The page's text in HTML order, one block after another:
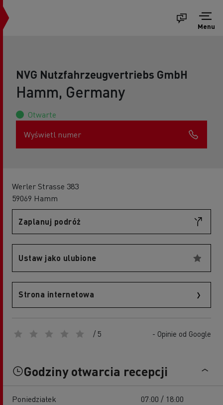
Menu
NVG Nutzfahrzeugvertriebs GmbH
Hamm, Germany
Otwarte
Wyświetl numer
Werler Strasse 383
59069 Hamm
Zaplanuj podróż
Ustaw jako ulubione
Strona internetowa
/ 5 - Opinie od Google
Godziny otwarcia recepcji
Poniedziałek
07:00 / 18:00